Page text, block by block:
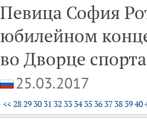
Певица София
юбилейном
во Дворце
25.03.2017
<<2829 30 31 32 33 34 35 36 37 38 3940